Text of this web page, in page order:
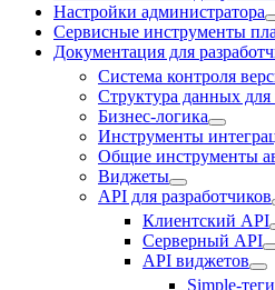
Настройки администратора
Сервисные инструменты
Документация для
Система контроля
Структура данных для
Бизнес-логика
Инструменты
Общие инструменты
Виджеты
API для разработчиков
Клиентский API
Серверный API
API виджетов
Simple-теги